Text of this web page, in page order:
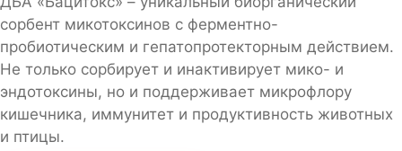
сорбент микотоксинов с ферментно-
пробиотическим и гепатопротекторным действием.
Не только сорбирует и инактивирует мико- и
эндотоксины, но и поддерживает микрофлору
кишечника, иммунитет и продуктивность животных
и птицы.